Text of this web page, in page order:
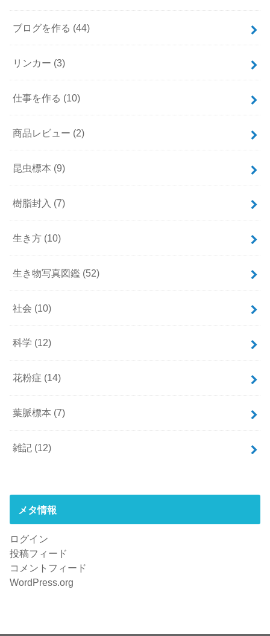
ブログを作る (44)
リンカー (3)
仕事を作る (10)
商品レビュー (2)
昆虫標本 (9)
樹脂封入 (7)
生き方 (10)
生き物写真図鑑 (52)
社会 (10)
科学 (12)
花粉症 (14)
葉脈標本 (7)
雑記 (12)
メタ情報
ログイン
投稿フィード
コメントフィード
WordPress.org